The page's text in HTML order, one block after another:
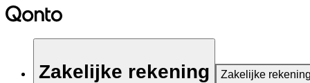
Zakelijke rekening Zakelijke